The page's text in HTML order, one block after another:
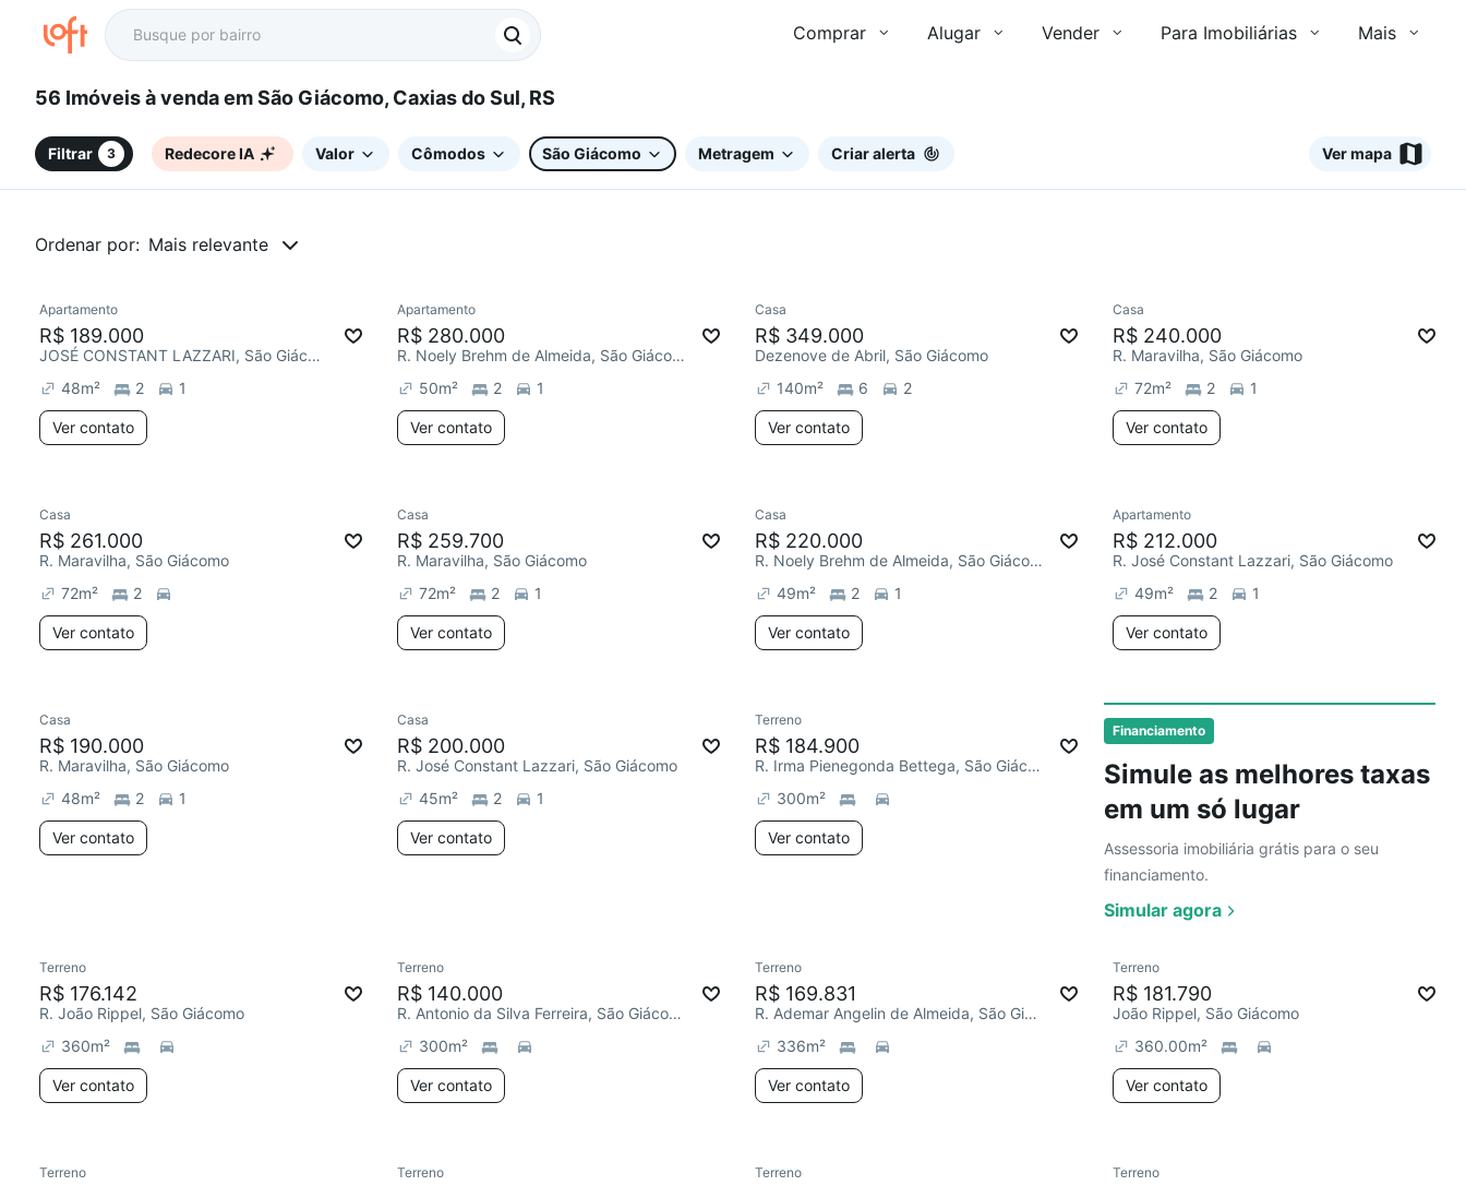
Comprar Alugar Vender Para Imobiliárias Mais
56 Imóveis à venda em São Giácomo, Caxias do Sul, RS
Filtrar 3 Redecore IA Valor Cômodos São Giácomo Metragem Criar alerta Ver mapa
Ordenar por: Mais relevante
Financiamento
Simule as melhores taxas
em um só lugar
Assessoria imobiliária grátis para o seu
financiamento.
Simular agora
Chegou este mês
Apartamento
R$ 189.000
JOSÉ CONSTANT LAZZARI, São Giácomo
48m² 2 1
Ver contato
Chegou este mês
Apartamento
R$ 280.000
R. Noely Brehm de Almeida, São Giácomo
50m² 2 1
Ver contato
Chegou este mês
Casa
R$ 349.000
Dezenove de Abril, São Giácomo
140m² 6 2
Ver contato
Casa
R$ 240.000
R. Maravilha, São Giácomo
72m² 2 1
Ver contato
Casa
R$ 261.000
R. Maravilha, São Giácomo
72m² 2
Ver contato
Chegou este mês
Casa
R$ 259.700
R. Maravilha, São Giácomo
72m² 2 1
Ver contato
Casa
R$ 220.000
R. Noely Brehm de Almeida, São Giácomo
49m² 2 1
Ver contato
Chegou este mês
Apartamento
R$ 212.000
R. José Constant Lazzari, São Giácomo
49m² 2 1
Ver contato
Ver
Casa
R$ 190.000
R. Maravilha, São Giácomo
48m² 2 1
Ver contato
Chegou este mês
Casa
R$ 200.000
R. José Constant Lazzari, São Giácomo
45m² 2 1
Ver contato
Chegou este mês
Terreno
R$ 184.900
R. Irma Pienegonda Bettega, São Giácomo
300m²
Ver contato
Chegou este mês
Terreno
R$ 176.142
R. João Rippel, São Giácomo
360m²
Ver contato
Terreno
R$ 140.000
R. Antonio da Silva Ferreira, São Giácomo
300m²
Ver contato
Terreno
R$ 169.831
R. Ademar Angelin de Almeida, São Giácomo
336m²
Ver contato
Terreno
R$ 181.790
João Rippel, São Giácomo
360.00m²
Ver contato
Terreno Terreno Terreno Terreno